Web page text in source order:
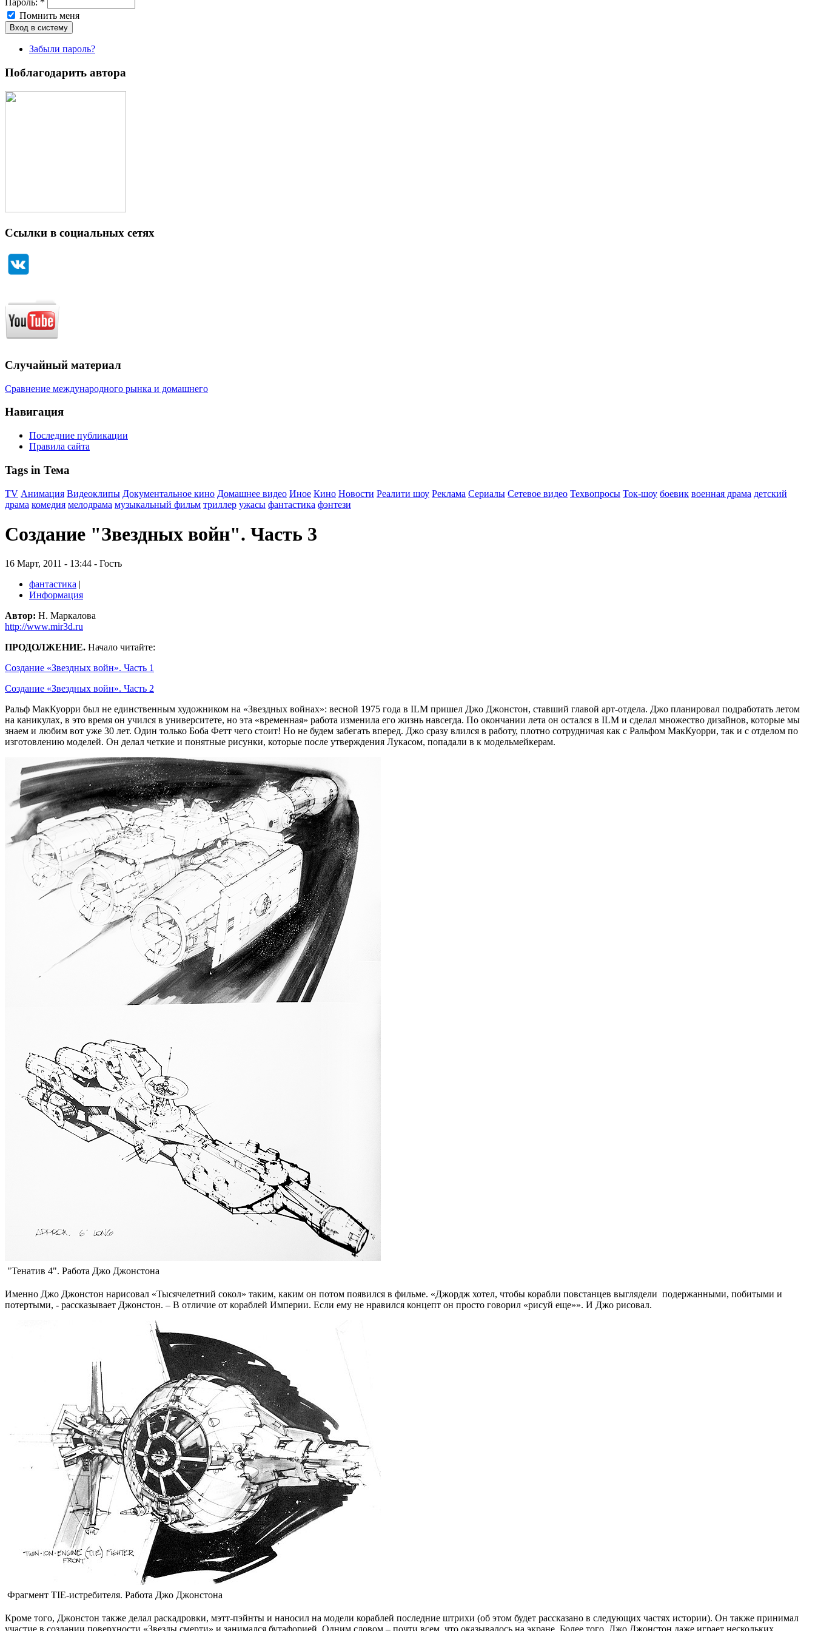
Пароль: *
Помнить меня
Забыли пароль?
Поблагодарить автора
Ссылки в социальных сетях
Случайный материал
Сравнение международного рынка и домашнего
Навигация
Последние публикации
Правила сайта
Tags in Тема
TV Анимация Видеоклипы Документальное кино Домашнее видео Иное Кино Новости Реалити шоу Реклама Сериалы Сетевое видео Техвопросы Ток-шоу боевик военная драма детский
драма комедия мелодрама музыкальный фильм триллер ужасы фантастика фэнтези
Создание "Звездных войн". Часть 3
16 Март, 2011 - 13:44 - Гость
фантастика |
Информация
Автор: Н. Маркалова
http://www.mir3d.ru
ПРОДОЛЖЕНИЕ. Начало читайте:
Создание «Звездных войн». Часть 1
Создание «Звездных войн». Часть 2
Ральф МакКуорри был не единственным художником на «Звездных войнах»: весной 1975 года в ILM пришел Джо Джонстон, ставший главой арт-отдела. Джо планировал подработать летом
на каникулах, в это время он учился в университете, но эта «временная» работа изменила его жизнь навсегда. По окончании лета он остался в ILM и сделал множество дизайнов, которые мы
знаем и любим вот уже 30 лет. Один только Боба Фетт чего стоит! Но не будем забегать вперед. Джо сразу влился в работу, плотно сотрудничая как с Ральфом МакКуорри, так и с отделом по
изготовлению моделей. Он делал четкие и понятные рисунки, которые после утверждения Лукасом, попадали в к модельмейкерам.
"Тенатив 4". Работа Джо Джонстона
Именно Джо Джонстон нарисовал «Тысячелетний сокол» таким, каким он потом появился в фильме. «Джордж хотел, чтобы корабли повстанцев выглядели подержанными, побитыми и
потертыми, - рассказывает Джонстон. – В отличие от кораблей Империи. Если ему не нравился концепт он просто говорил «рисуй еще»». И Джо рисовал.
Фрагмент TIE-истребителя. Работа Джо Джонстона
Кроме того, Джонстон также делал раскадровки, мэтт-пэйнты и наносил на модели кораблей последние штрихи (об этом будет рассказано в следующих частях истории). Он также принимал